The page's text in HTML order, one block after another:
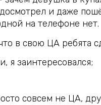
и даже
на телефоне нет.
в свою ЦА ребята
я заинтересовался;
совсем не ЦА,